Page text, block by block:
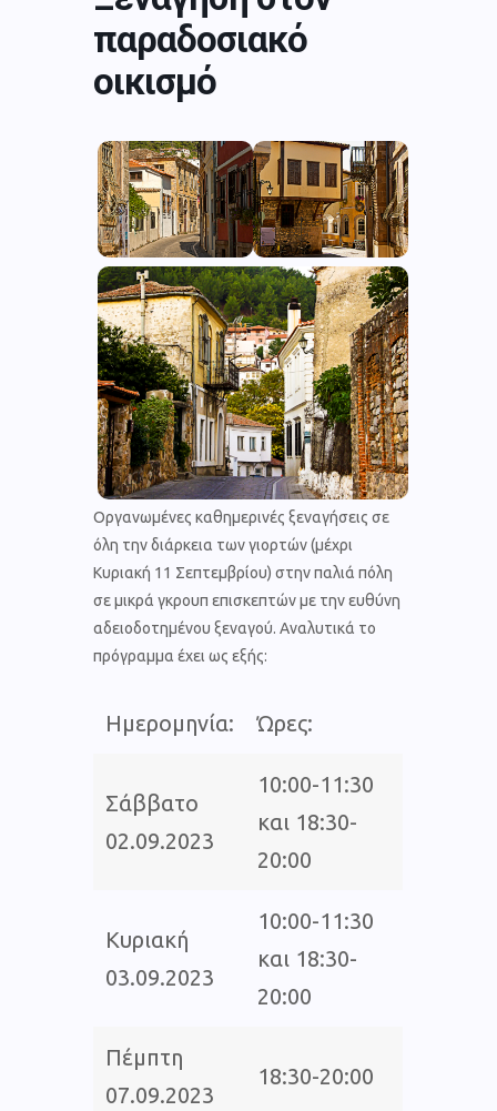
παραδοσιακό
οικισμό
Οργανωμένες καθημερινές ξεναγήσεις σε
όλη την διάρκεια των γιορτών (μέχρι
Κυριακή 11 Σεπτεμβρίου) στην παλιά πόλη
σε μικρά γκρουπ επισκεπτών με την ευθύνη
αδειοδοτημένου ξεναγού. Αναλυτικά το
πρόγραμμα έχει ως εξής:
Ημερομηνία: Ώρες:
Σάββατο
02.09.2023
10:00-11:30
και 18:30-
20:00
Κυριακή
03.09.2023
10:00-11:30
και 18:30-
20:00
Πέμπτη
07.09.2023
18:30-20:00